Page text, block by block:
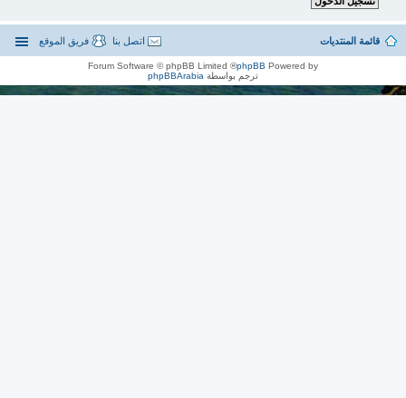
قائمة المنتديات فريق الموقع اتصل بنا
Powered by
phpBB
® Forum Software © phpBB Limited
ترجم بواسطة phpBBArabia